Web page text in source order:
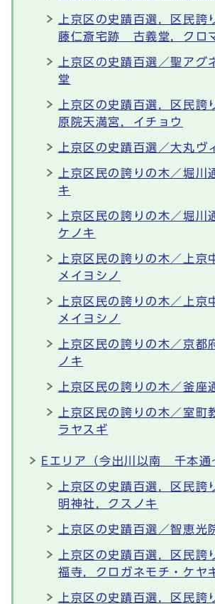
上京区の史蹟百選，区民誇
藤仁斎宅跡 古義堂，クロ
上京区の史蹟百選／聖アグ
堂
上京区の史蹟百選，区民誇
原院天満宮，イチョウ
上京区の史蹟百選／大丸ヴ
上京区民の誇りの木／堀川
キ
上京区民の誇りの木／堀川
ケノキ
上京区民の誇りの木／上京
メイヨシノ
上京区民の誇りの木／上京
メイヨシノ
上京区民の誇りの木／京都
ノキ
上京区民の誇りの木／釜座
上京区民の誇りの木／室町
ラヤスギ
Eエリア（今出川以南 千本通
上京区の史蹟百選，区民誇
明神社，クスノキ
上京区の史蹟百選／智恵光
上京区の史蹟百選，区民誇
福寺，クロガネモチ・ケヤ
上京区の史蹟百選，区民誇